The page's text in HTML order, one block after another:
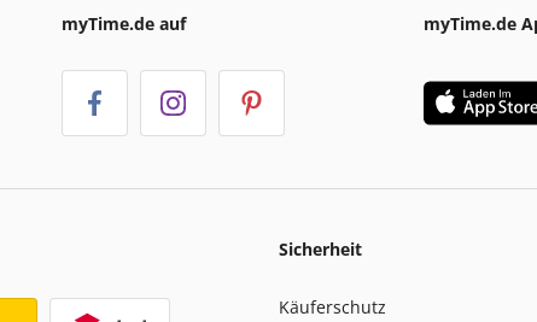
myTime.de auf myTime.de
Sicherheit
Käuferschutz